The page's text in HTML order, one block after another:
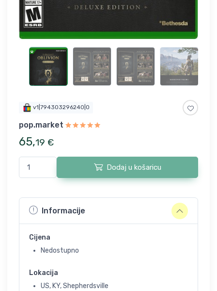
v1|794303296240|0
pop.market
65,19 €
Dodaj u košaricu
Informacije
Cijena
Nedostupno
Lokacija
US, KY, Shepherdsville